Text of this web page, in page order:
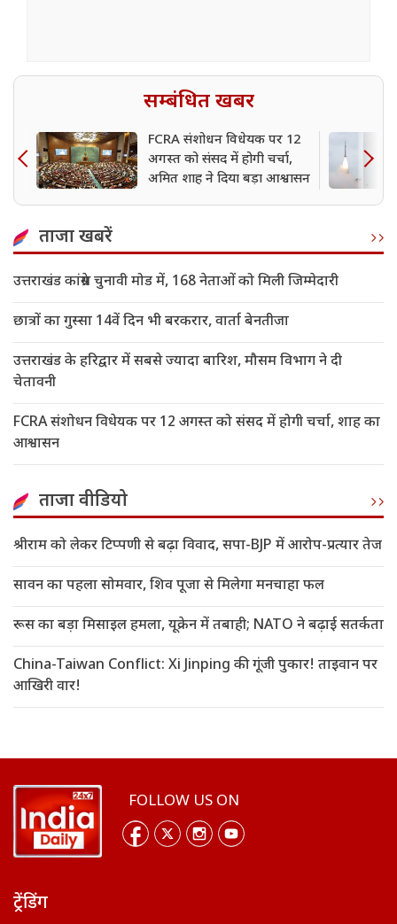
सम्बंधित खबर
FCRA संशोधन विधेयक पर 12
अगस्त को संसद में होगी चर्चा,
अमित शाह ने दिया बड़ा आश्वासन
ताजा खबरें
उत्तराखंड कांग्रेस चुनावी मोड में, 168 नेताओं को मिली जिम्मेदारी
छात्रों का गुस्सा 14वें दिन भी बरकरार, वार्ता बेनतीजा
उत्तराखंड के हरिद्वार में सबसे ज्यादा बारिश, मौसम विभाग ने दी
चेतावनी
FCRA संशोधन विधेयक पर 12 अगस्त को संसद में होगी चर्चा, शाह का
आश्वासन
ताजा वीडियो
श्रीराम को लेकर टिप्पणी से बढ़ा विवाद, सपा-BJP में आरोप-प्रत्यार तेज
सावन का पहला सोमवार, शिव पूजा से मिलेगा मनचाहा फल
रूस का बड़ा मिसाइल हमला, यूक्रेन में तबाही; NATO ने बढ़ाई सतर्कता
China-Taiwan Conflict: Xi Jinping की गूंजी पुकार! ताइवान पर
आखिरी वार!
FOLLOW US ON
ट्रेंडिंग